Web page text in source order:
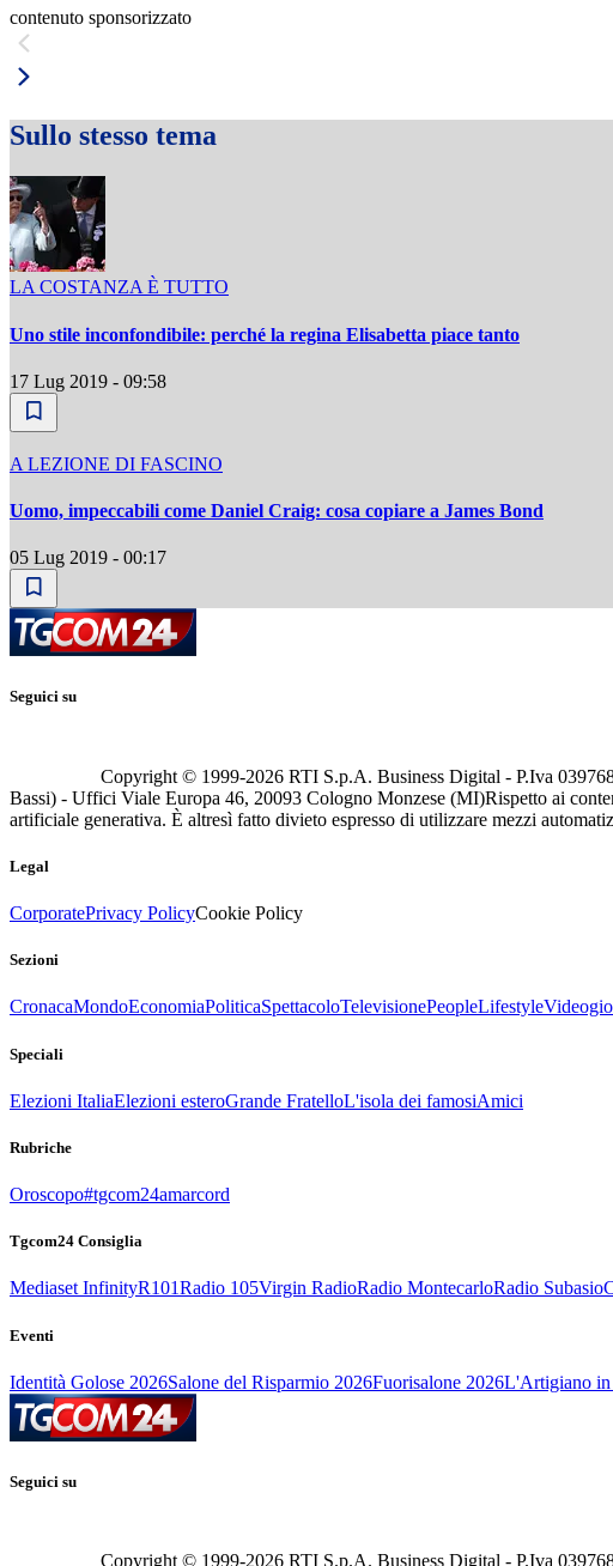
contenuto sponsorizzato
Sullo stesso tema
LA COSTANZA È TUTTO
Uno stile inconfondibile: perché la regina Elisabetta piace tanto
17 Lug 2019 - 09:58
A LEZIONE DI FASCINO
Uomo, impeccabili come Daniel Craig: cosa copiare a James Bond
05 Lug 2019 - 00:17
Seguici su
Copyright © 1999-2026 RTI S.p.A. Business Digital - P.Iva
Bassi) - Uffici Viale Europa 46, 20093 Cologno Monzese (MI)Rispetto ai
artificiale generativa. È altresì fatto divieto espresso di utilizzare mezzi
Legal
CorporatePrivacy PolicyCookie Policy
Sezioni
CronacaMondoEconomiaPoliticaSpettacoloTelevisionePeopleLifestyle
Speciali
Elezioni ItaliaElezioni esteroGrande FratelloL'isola dei famosiAmici
Rubriche
Oroscopo#tgcom24amarcord
Tgcom24 Consiglia
Mediaset InfinityR101Radio 105Virgin RadioRadio MontecarloRadio Subasio
Eventi
Identità Golose 2026Salone del Risparmio 2026Fuorisalone 2026L'Artigiano in
Seguici su
Copyright © 1999-2026 RTI S.p.A. Business Digital - P.Iva